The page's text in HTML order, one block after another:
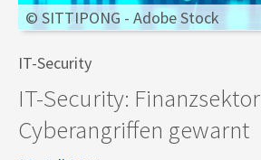
© SITTIPONG - Adobe Stock
IT-Security
IT-Security:
Cyberangriffen gewarnt